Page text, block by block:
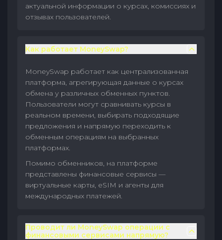
актуальной информации о курсах, комиссиях и
отзывах пользователей.
Как работает MoneySwap?
MoneySwap работает как централизованная
платформа, агрегирующая данные о курсах
обмена у различных обменных пунктов.
Пользователи могут сравнивать курсы в
реальном времени, выбирать подходящие
предложения и напрямую переходить к
обменным операциям на выбранных
платформах.
Помимо обменников, на платформе
представлены финансовые сервисы —
виртуальные карты, eSIM и агенты для
международных платежей.
Проводит ли MoneySwap операции с
финансовыми сервисами напрямую?